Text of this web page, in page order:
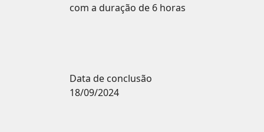
com a duração de 6 horas
Data de conclusão
18/09/2024